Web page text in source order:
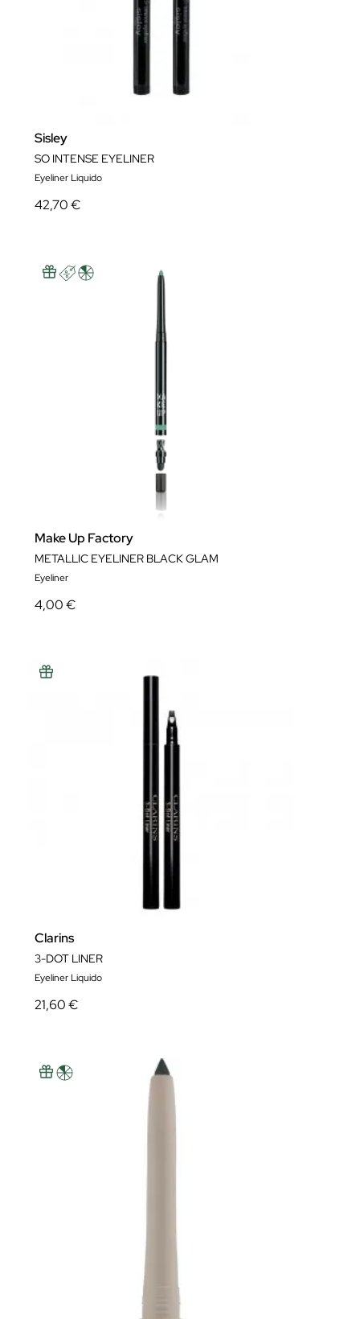
Sisley
SO INTENSE EYELINER
Eyeliner Liquido
42,70 €
Make Up Factory
METALLIC EYELINER BLACK GLAM
Eyeliner
4,00 €
Clarins
3-DOT LINER
Eyeliner Liquido
21,60 €